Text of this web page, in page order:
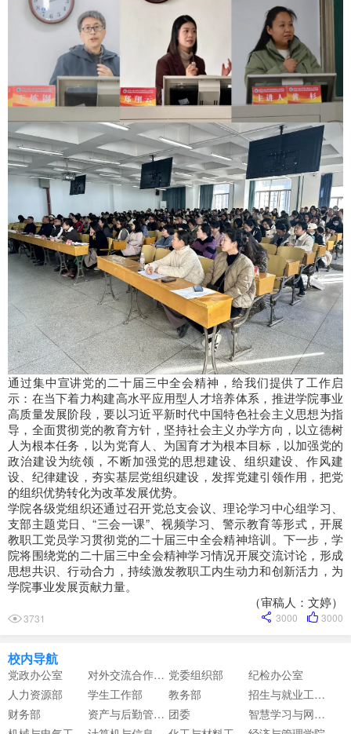
通过集中宣讲党的二十届三中全会精神，给我们提供了工作启
示：在当下着力构建高水平应用型人才培养体系，推进学院事业
高质量发展阶段，要以习近平新时代中国特色社会主义思想为指
导，全面贯彻党的教育方针，坚持社会主义办学方向，以立德树
人为根本任务，以为党育人、为国育才为根本目标，以加强党的
政治建设为统领，不断加强党的思想建设、组织建设、作风建
设、纪律建设，夯实基层党组织建设，发挥党建引领作用，把党
的组织优势转化为改革发展优势。
学院各级党组织还通过召开党总支会议、理论学习中心组学习、
支部主题党日、“三会一课”、视频学习、警示教育等形式，开展
教职工党员学习贯彻党的二十届三中全会精神培训。下一步，学
院将围绕党的二十届三中全会精神学习情况开展交流讨论，形成
思想共识、行动合力，持续激发教职工内生动力和创新活力，为
学院事业发展贡献力量。
（审稿人：文婷）
3731 3000
3000
校内导航
党政办公室 对外交流合作中心 党委组织部
纪检办公室
人力资源部
学生工作部 教务部
招生与就业工作部
财务部
资产与后勤管理部 团委
智慧学习与网络信息中心